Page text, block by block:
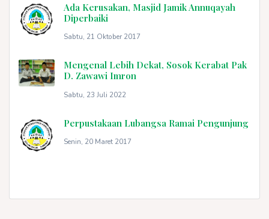
Ada Kerusakan, Masjid Jamik Annuqayah
Diperbaiki
Sabtu, 21 Oktober 2017
Mengenal Lebih Dekat, Sosok Kerabat Pak
D. Zawawi Imron
Sabtu, 23 Juli 2022
Perpustakaan Lubangsa Ramai Pengunjung
Senin, 20 Maret 2017